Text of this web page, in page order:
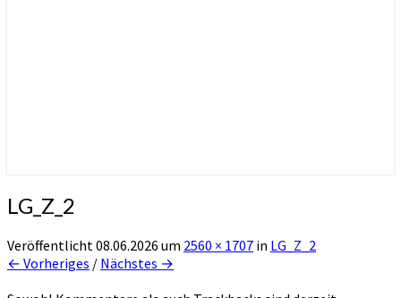
LG_Z_2
Veröffentlicht08.06.2026 um 2560 × 1707 in LG_Z_2
← Vorheriges / Nächstes →